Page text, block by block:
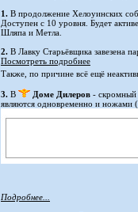
1. В продолжение Хелоуинских
Доступен с 10 уровня. Будет
Шляпа и Метла.
2. В Лавку Старьёвщика завезена
Посмотреть подробнее
Также, по причине всё ещё
3. В Доме Дилеров - скромный
являются одновременно и ножами
Подробнее...